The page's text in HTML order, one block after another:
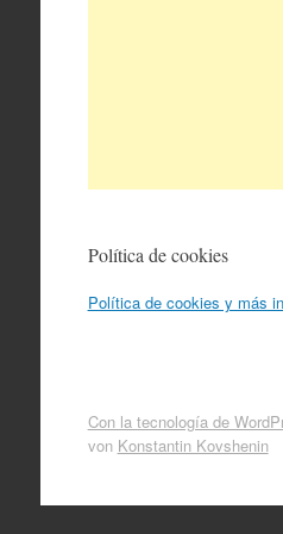
Política de cookies
Política de cookies y más
Con la tecnología de
von Konstantin Kovshenin